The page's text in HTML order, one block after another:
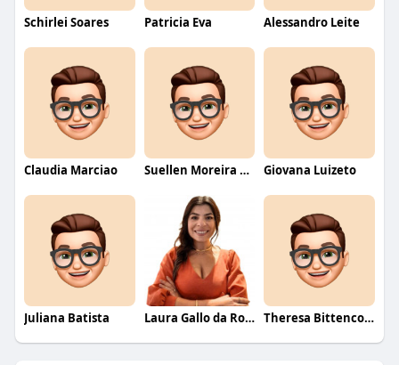
Schirlei Soares Patricia Eva Alessandro Leite
Claudia Marciao Suellen Moreira Parente de Oliveira Giovana Luizeto
Juliana Batista Laura Gallo da Rosa Theresa Bittencourt